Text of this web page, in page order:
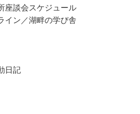
座談会スケジュール
イン／湖畔の学び舎
日記